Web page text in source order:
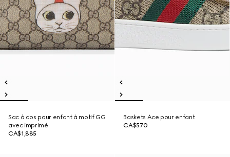
Sac à dos pour enfant à motif GG
avec imprimé
CA$1,885
Baskets Ace pour enfant
CA$570